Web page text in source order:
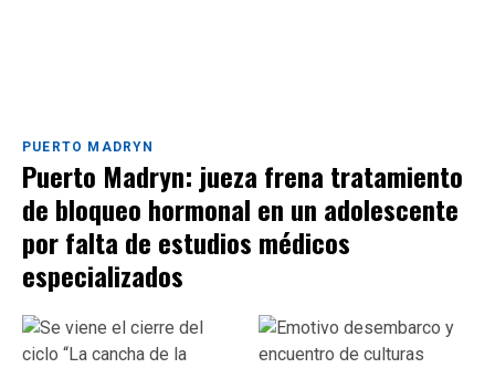
PUERTO MADRYN
Puerto Madryn: jueza frena tratamiento
de bloqueo hormonal en un adolescente
por falta de estudios médicos
especializados